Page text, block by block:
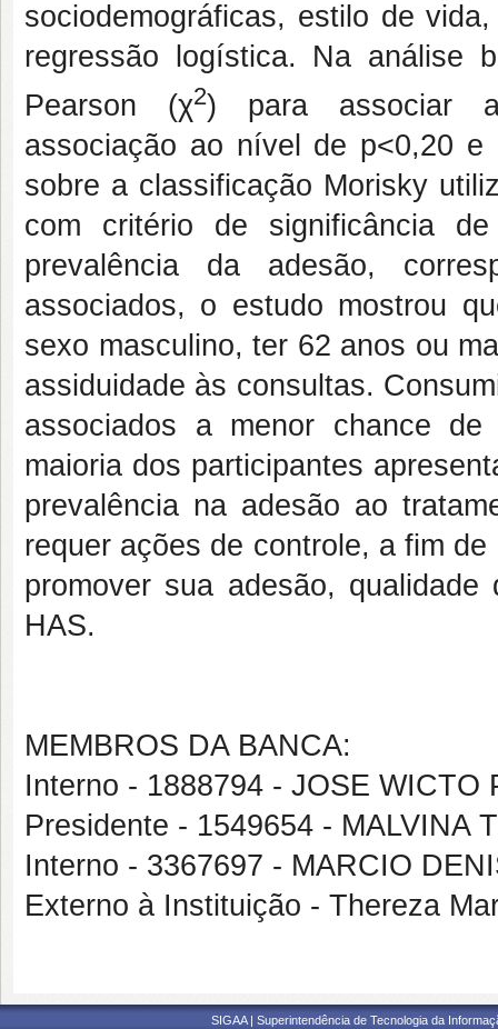
sociodemográficas, estilo de
regressão logística. Na análise
Pearson (χ2) para associar
associação ao nível de p<0,20
sobre a classificação Morisky
com critério de significância
prevalência da adesão,
associados, o estudo mostrou
sexo masculino, ter 62 anos ou
assiduidade às consultas.
associados a menor chance
maioria dos participantes
prevalência na adesão ao
requer ações de controle, a fim
promover sua adesão,
HAS.
MEMBROS DA BANCA:
Interno - 1888794 - JOSE WICTO
Presidente - 1549654 - MALVINA
Interno - 3367697 - MARCIO
Externo à Instituição - Thereza
SIGAA | Superintendência de Tecnologia da